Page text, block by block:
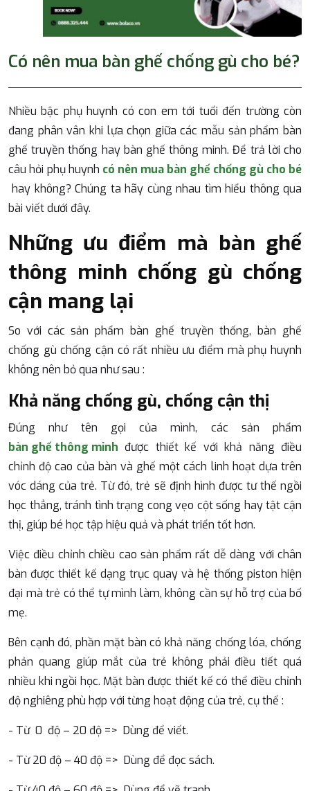
Có nên mua bàn ghế chống gù cho bé?
Nhiều bậc phụ huynh có con em tới tuổi đến trường còn
đang phân vân khi lựa chọn giữa các mẫu sản phẩm bàn
ghế truyền thống hay bàn ghế thông minh. Để trả lời cho
câu hỏi phụ huynh có nên mua bàn ghế chống gù cho bé
hay không? Chúng ta hãy cùng nhau tìm hiểu thông qua
bài viết dưới đây.
Những ưu điểm mà bàn ghế
thông minh chống gù chống
cận mang lại
So với các sản phẩm bàn ghế truyền thống, bàn ghế
chống gù chống cận có rất nhiều ưu điểm mà phụ huynh
không nên bỏ qua như sau :
Khả năng chống gù, chống cận thị
Đúng như tên gọi của mình, các sản phẩm
bàn ghế thông minh được thiết kế với khả năng điều
chỉnh độ cao của bàn và ghế một cách linh hoạt dựa trên
vóc dáng của trẻ. Từ đó, trẻ sẽ định hình được tư thế ngồi
học thẳng, tránh tình trạng cong vẹo cột sống hay tật cận
thị, giúp bé học tập hiệu quả và phát triển tốt hơn.
Việc điều chỉnh chiều cao sản phẩm rất dễ dàng với chân
bàn được thiết kế dạng trục quay và hệ thống piston hiện
đại mà trẻ có thể tự mình làm, không cần sự hỗ trợ của bố
mẹ.
Bên cạnh đó, phần mặt bàn có khả năng chống lóa, chống
phản quang giúp mắt của trẻ không phải điều tiết quá
nhiều khi ngồi học. Mặt bàn được thiết kế có thể điều chỉnh
độ nghiêng phù hợp với từng hoạt động của trẻ, cụ thể :
- Từ 0 độ – 20 độ => Dùng để viết.
- Từ 20 độ – 40 độ => Dùng để đọc sách.